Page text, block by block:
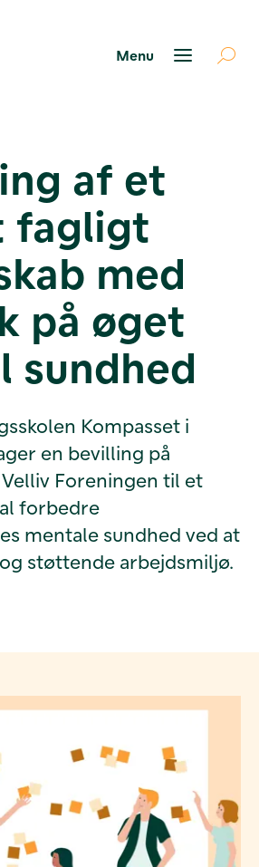
af et
med
på øget
sundhed
Kompasset i
en bevilling på
Foreningen til et
forbedre
mentale sundhed ved at
støttende arbejdsmiljø.